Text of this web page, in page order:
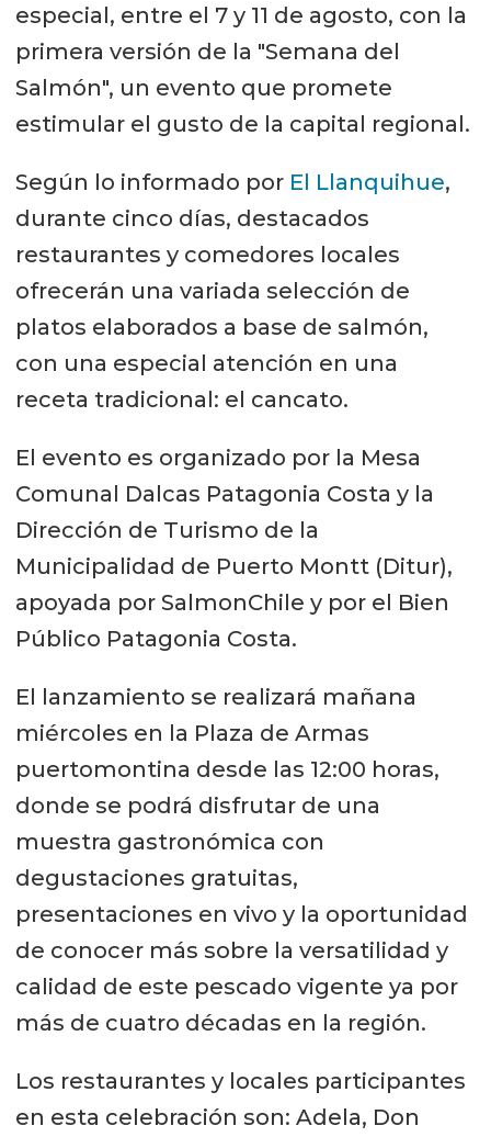
especial, entre el 7 y 11 de agosto, con la
primera versión de la "Semana del
Salmón", un evento que promete
estimular el gusto de la capital regional.
Según lo informado por El Llanquihue,
durante cinco días, destacados
restaurantes y comedores locales
ofrecerán una variada selección de
platos elaborados a base de salmón,
con una especial atención en una
receta tradicional: el cancato.
El evento es organizado por la Mesa
Comunal Dalcas Patagonia Costa y la
Dirección de Turismo de la
Municipalidad de Puerto Montt (Ditur),
apoyada por SalmonChile y por el Bien
Público Patagonia Costa.
El lanzamiento se realizará mañana
miércoles en la Plaza de Armas
puertomontina desde las 12:00 horas,
donde se podrá disfrutar de una
muestra gastronómica con
degustaciones gratuitas,
presentaciones en vivo y la oportunidad
de conocer más sobre la versatilidad y
calidad de este pescado vigente ya por
más de cuatro décadas en la región.
Los restaurantes y locales participantes
en esta celebración son: Adela, Don